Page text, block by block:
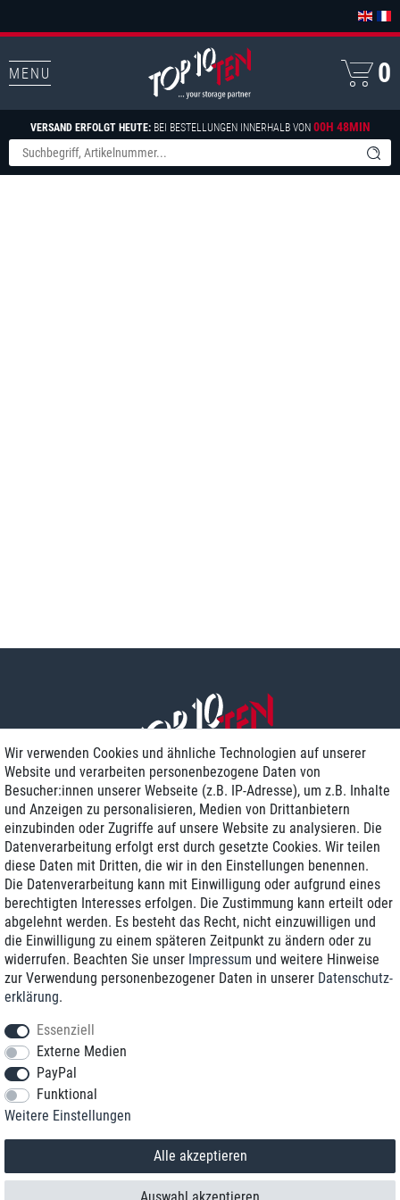
MENU
VERSAND ERFOLGT HEUTE:BEI BESTELLUNGEN INNERHALB VON 00H 48MIN
0
Zustellung am nächsten Werktag
Günstiger Versand
Generalüberholt mit Garantie
+49 8989 96160*
*Sie erreichen uns zum Ortstarif von Montag bis Freitag von 9 Uhr - 18 Uhr.
© 2018 TOP TEN Computervertrieb GmbH
Wir verwenden Cookies und ähnliche Technologien auf unserer
Website und verarbeiten personenbezogene Daten von
Besucher:innen unserer Webseite (z.B. IP-Adresse), um z.B. Inhalte
und Anzeigen zu personalisieren, Medien von Drittanbietern
einzubinden oder Zugriffe auf unsere Website zu analysieren. Die
Datenverarbeitung erfolgt erst durch gesetzte Cookies. Wir teilen
diese Daten mit Dritten, die wir in den Einstellungen benennen.
Die Datenverarbeitung kann mit Einwilligung oder aufgrund eines
berechtigten Interesses erfolgen. Die Zustimmung kann erteilt oder
abgelehnt werden. Es besteht das Recht, nicht einzuwilligen und
die Einwilligung zu einem späteren Zeitpunkt zu ändern oder zu
widerrufen. Beachten Sie unser Impressum und weitere Hinweise
zur Verwendung personenbezogener Daten in unserer Daten­schutz­
erklärung.
Essenziell
Externe Medien
PayPal
Funktional
Weitere Einstellungen
Alle akzeptieren